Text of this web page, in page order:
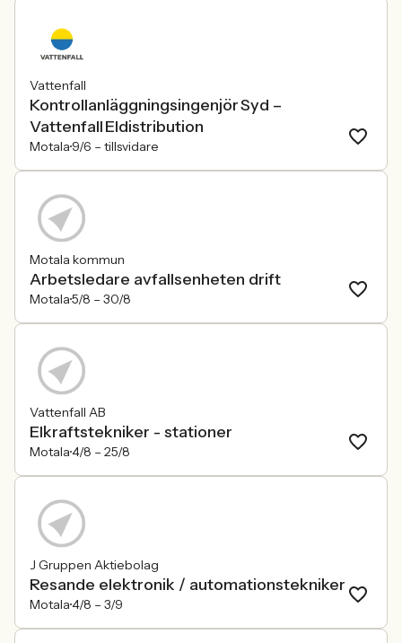
Vattenfall
Kontrollanläggningsingenjör Syd –
Vattenfall Eldistribution
Motala 9/6 – tillsvidare
Motala kommun
Arbetsledare avfallsenheten drift
Motala5/8 – 30/8
Vattenfall AB
Elkraftstekniker - stationer
Motala4/8 – 25/8
J Gruppen Aktiebolag
Resande elektronik / automationstekniker
Motala4/8 – 3/9